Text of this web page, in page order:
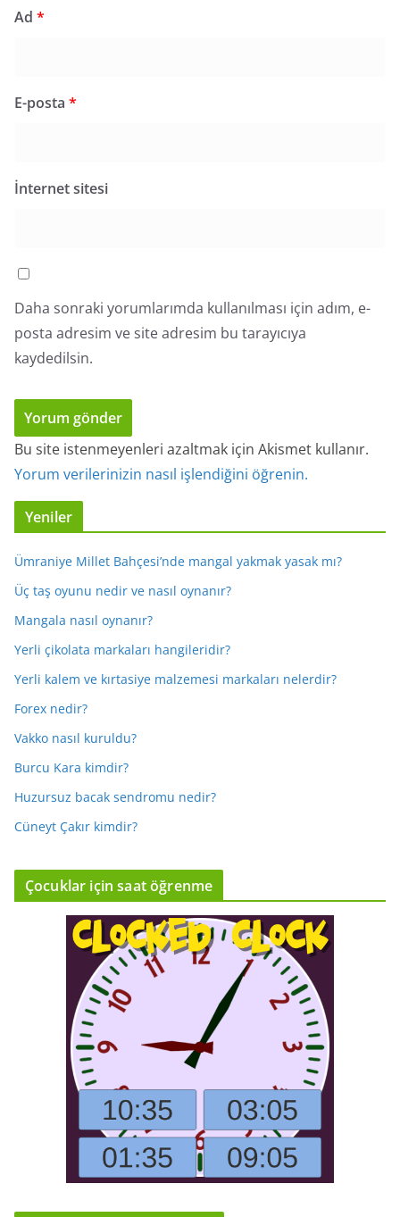
Ad *
E-posta *
İnternet sitesi
Daha sonraki yorumlarımda kullanılması için adım, e-
posta adresim ve site adresim bu tarayıcıya
kaydedilsin.
Bu site istenmeyenleri azaltmak için Akismet kullanır.
Yorum verilerinizin nasıl işlendiğini öğrenin.
Yeniler
Ümraniye Millet Bahçesi’nde mangal yakmak yasak mı?
Üç taş oyunu nedir ve nasıl oynanır?
Mangala nasıl oynanır?
Yerli çikolata markaları hangileridir?
Yerli kalem ve kırtasiye malzemesi markaları nelerdir?
Forex nedir?
Vakko nasıl kuruldu?
Burcu Kara kimdir?
Huzursuz bacak sendromu nedir?
Cüneyt Çakır kimdir?
Çocuklar için saat öğrenme